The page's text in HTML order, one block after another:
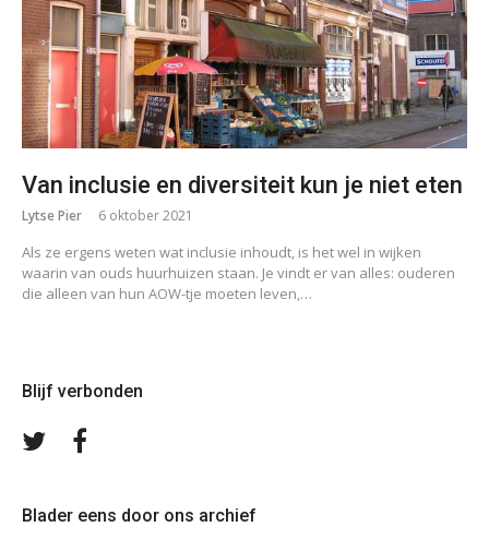
Van inclusie en diversiteit kun je niet eten
Lytse Pier 6 oktober 2021
Als ze ergens weten wat inclusie inhoudt, is het wel in wijken
waarin van ouds huurhuizen staan. Je vindt er van alles: ouderen
die alleen van hun AOW-tje moeten leven,…
Blijf verbonden
Volg
Blader eens door ons archief